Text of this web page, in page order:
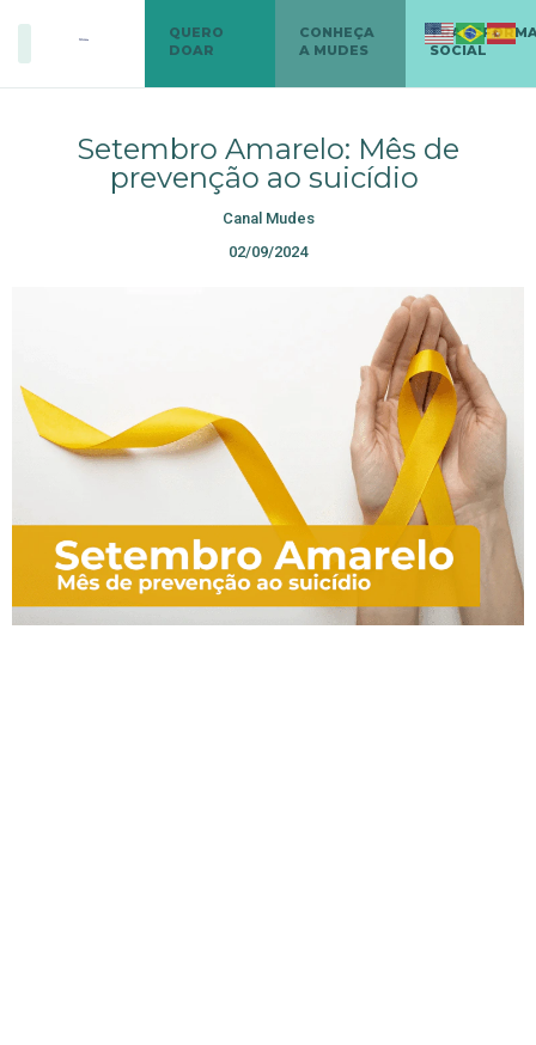
QUERO
DOAR
CONHEÇA
A MUDES
SOCIAL
Setembro Amarelo: Mês de
prevenção ao suicídio
Canal Mudes
02/09/2024